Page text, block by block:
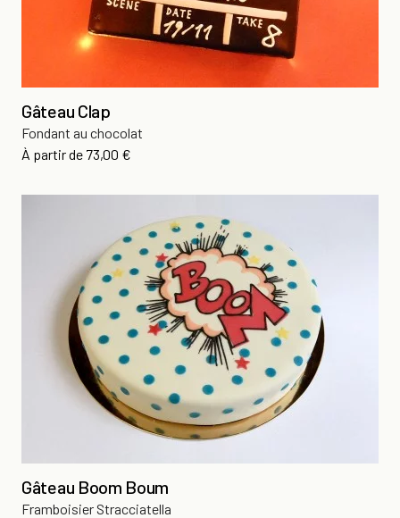
Gâteau Clap
Fondant au chocolat
À partir de Prix
73,00 €
Gâteau Boom Boum
Framboisier Stracciatella